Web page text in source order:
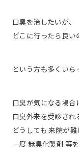
口臭を治したいが、
どこに行ったら良い
という方も多くいら
口臭が気になる場合
口臭外来を受診され
どうしても 来院が難
一度 無臭化製剤 等